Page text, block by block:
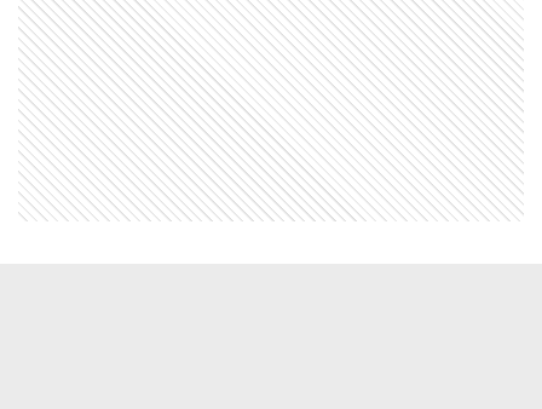
COMUNIDAD EDUCATIVA
Crianza 2.0: la literatura infantil y
cómo fomentarla en las casas y
escuelas
MI PAIS
24 de junio: la increíble coincidencia
entre Fangio y Sabato